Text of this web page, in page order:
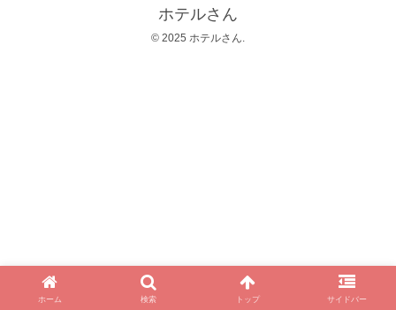
ホテルさん
© 2025 ホテルさん.
ホーム 検索 トップ サイドバー